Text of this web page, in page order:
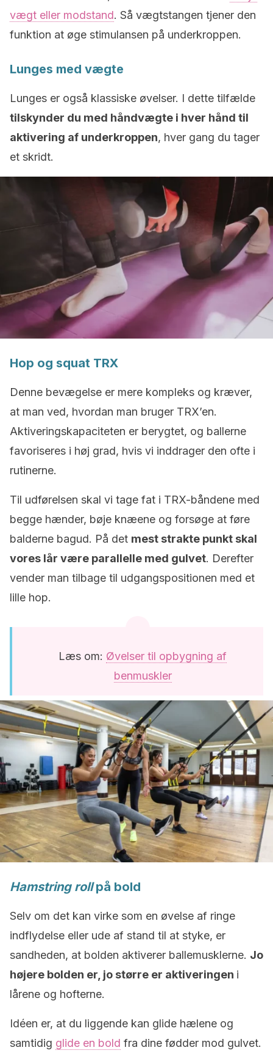
vægt eller modstand. Så vægtstangen tjener den
funktion at øge stimulansen på underkroppen.
Lunges med vægte
Lunges er også klassiske øvelser. I dette tilfælde
tilskynder du med håndvægte i hver hånd til
aktivering af underkroppen, hver gang du tager
et skridt.
Hop og squat TRX
Denne bevægelse er mere kompleks og kræver,
at man ved, hvordan man bruger TRX’en.
Aktiveringskapaciteten er berygtet, og ballerne
favoriseres i høj grad, hvis vi inddrager den ofte i
rutinerne.
Til udførelsen skal vi tage fat i TRX-båndene med
begge hænder, bøje knæene og forsøge at føre
balderne bagud. På det mest strakte punkt skal
vores lår være parallelle med gulvet. Derefter
vender man tilbage til udgangspositionen med et
lille hop.
Læs om: Øvelser til opbygning af
benmuskler
Hamstring rollpå bold
Selv om det kan virke som en øvelse af ringe
indflydelse eller ude af stand til at styke, er
sandheden, at bolden aktiverer ballemusklerne. Jo
højere bolden er, jo større er aktiveringen i
lårene og hofterne.
Idéen er, at du liggende kan glide hælene og
samtidig glide en bold fra dine fødder mod gulvet.